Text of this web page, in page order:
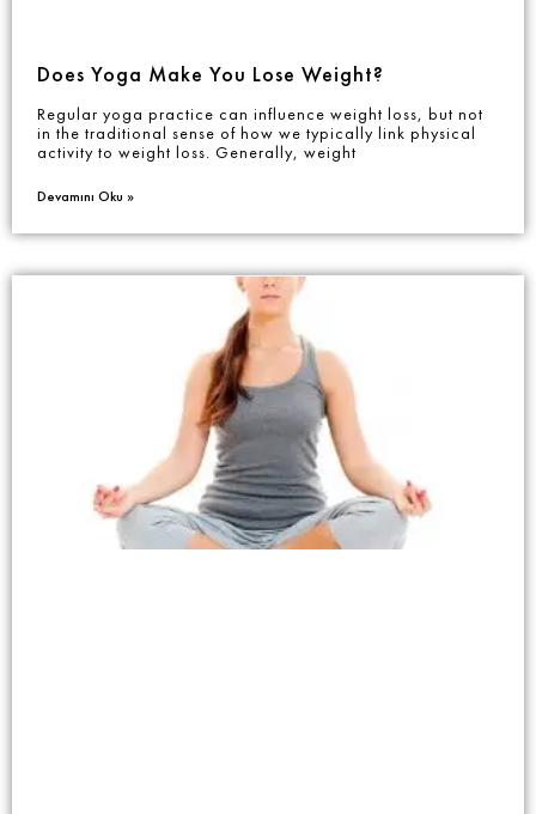
Does Yoga Make You Lose Weight?
Regular yoga practice can influence weight loss, but not
in the traditional sense of how we typically link physical
activity to weight loss. Generally, weight
Devamını Oku »